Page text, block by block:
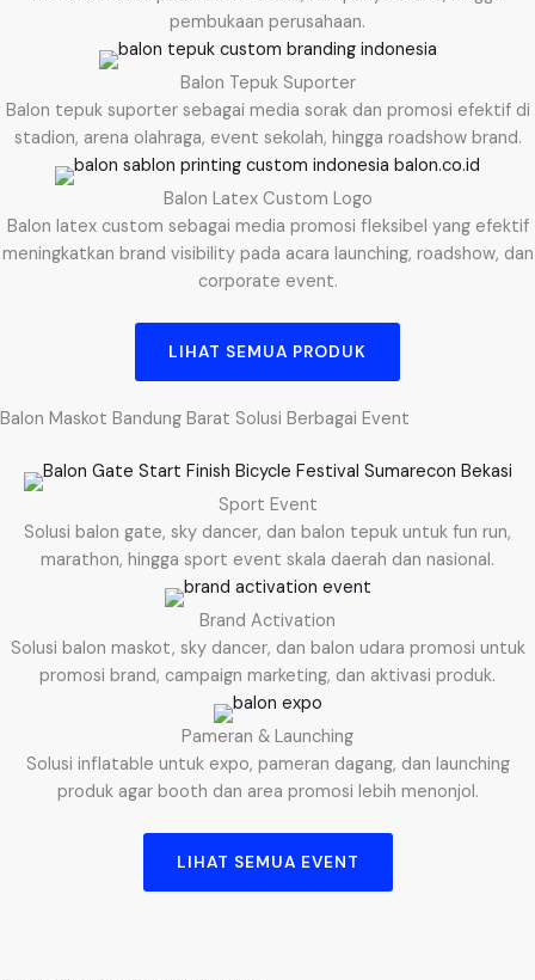
pembukaan perusahaan.
Balon Tepuk Suporter
Balon tepuk suporter sebagai media sorak dan promosi efektif di
stadion, arena olahraga, event sekolah, hingga roadshow brand.
Balon Latex Custom Logo
Balon latex custom sebagai media promosi fleksibel yang efektif
meningkatkan brand visibility pada acara launching, roadshow, dan
corporate event.
LIHAT SEMUA PRODUK
Balon Maskot Bandung Barat Solusi Berbagai Event
Sport Event
Solusi balon gate, sky dancer, dan balon tepuk untuk fun run,
marathon, hingga sport event skala daerah dan nasional.
Brand Activation
Solusi balon maskot, sky dancer, dan balon udara promosi untuk
promosi brand, campaign marketing, dan aktivasi produk.
Pameran & Launching
Solusi inflatable untuk expo, pameran dagang, dan launching
produk agar booth dan area promosi lebih menonjol.
LIHAT SEMUA EVENT